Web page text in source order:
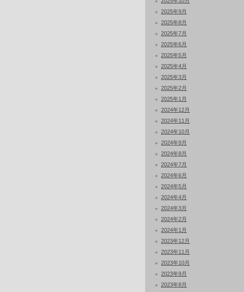
2025年9月
2025年8月
2025年7月
2025年6月
2025年5月
2025年4月
2025年3月
2025年2月
2025年1月
2024年12月
2024年11月
2024年10月
2024年9月
2024年8月
2024年7月
2024年6月
2024年5月
2024年4月
2024年3月
2024年2月
2024年1月
2023年12月
2023年11月
2023年10月
2023年9月
2023年8月